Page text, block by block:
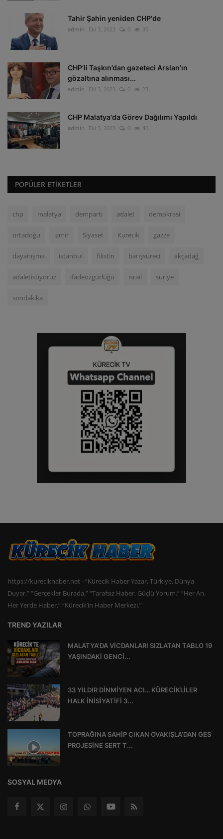
Tahir Şahin yeniden CHP'de
admin Eki 3, 2023 0 35
CHP’li Taşkın’dan gazeteci Arslan’ın
gözaltına alınması...
admin Eki 3, 2023 0 23
CHP Malatya'da Görev Dağılımı Yapıldı
admin Eki 3, 2023 0 40
POPÜLER ETIKETLER
chp malatya demparti adalet demokrasi
ortadoğu izmir Siyaset Kurecik gazze
dayanışma istanbul filistin barışsüreci akçadağ
adaletistiyoruz ifadeözgürlüğü israil suriye
sondakika
https://kurecikhaber.net - “Kürecik Haber Yazar, Türkiye, Dünya
Duyar.” “Gerçekler Burada.” “Tarafsız Haber, Güçlü Yorum.” “Her An,
Her Yerde Haber.” “Kürecik’in Haber Merkezi.”
TREND YAZILAR
MALATYA’DA VİCDANLARI SIZLATAN TABLO 19
YAŞINDAKİ GENCİ...
33 YILDIR DİNMİYEN ACI… KÜRECİKLİLER
HALK İNİSİYATİFİ 3...
TOPRAĞINA SAHİP ÇIKAN OVAKIŞLA’DAN GES
PROJESİNE SERT T...
SOSYAL MEDYA